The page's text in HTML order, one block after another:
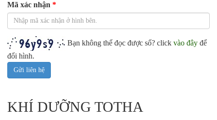
Mã xác nhận
Bạn không thể đọc được số? click vào đây để
đổi hình.
Gửi liên hệ
KHÍ DƯỠNG TOTHA